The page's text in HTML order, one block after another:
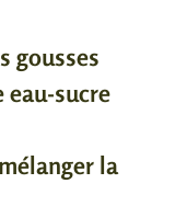
gousses
eau-sucre
la